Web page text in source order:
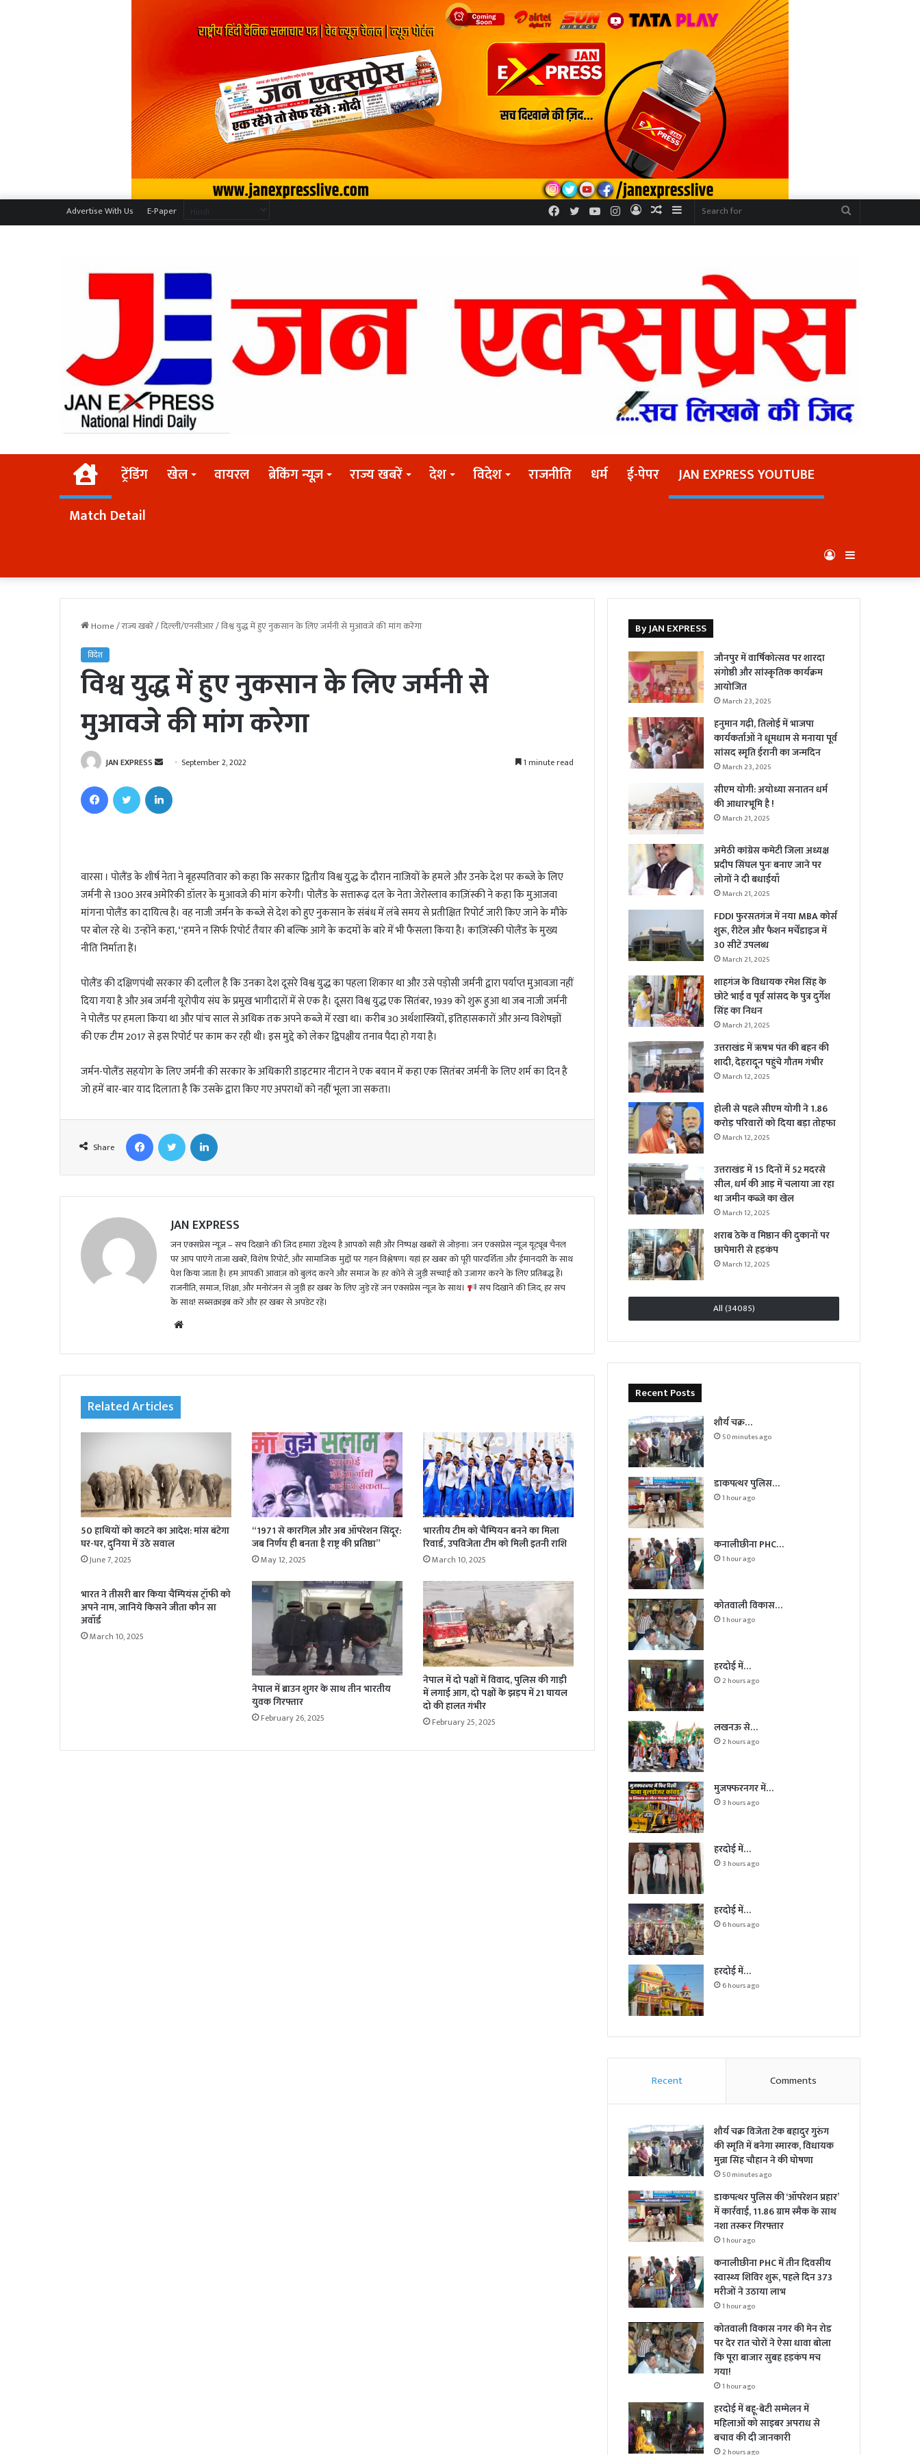
Advertise With Us E-Paper Sidebar
Random
Log
Instagram
YouTube
Twitter
Facebook
Homeट्रेंडिंग खेल वायरल ब्रेकिंग न्यूज़ राज्य खबरें देश विदेश राजनीति धर्म ई-पेपर
JAN EXPRESS YOUTUBE
Match Detail
Log
In
Home/राज्य खबरें/दिल्ली/एनसीआर/विश्व युद्ध में हुए नुकसान के लिए जर्मनी से मुआवजे की मांग करेगा
विदेश
विश्व युद्ध में हुए नुकसान के लिए जर्मनी से
मुआवजे की मांग करेगा
JAN EXPRESS
d
m
a
i
l
September 2, 2022 1 minute read
वारसा । पोलैंड के शीर्ष नेता ने बृहस्पतिवार को कहा कि सरकार द्वितीय विश्व युद्ध के दौरान नाजियों के हमले और उनके देश पर कब्जे के लिए
जर्मनी से 1300 अरब अमेरिकी डॉलर के मुआवजे की मांग करेगी। पोलैंड के सत्तारूढ़ दल के नेता जेरोस्लाव काज़िंस्की ने कहा कि मुआजवा
मांगना पोलैंड का दायित्व है। वह नाजी जर्मन के कब्जे से देश को हुए नुकसान के संबंध में लंबे समय से प्रतीक्षित रिपोर्ट जारी किए जाने के मौके
पर बोल रहे थे। उन्होंने कहा, ‘‘हमने न सिर्फ रिपोर्ट तैयार की बल्कि आगे के कदमों के बारे में भी फैसला किया है। काज़िंस्की पोलैंड के मुख्य
नीति निर्माता हैं।
पोलैंड की दक्षिणपंथी सरकार की दलील है कि उनका देश दूसरे विश्व युद्ध का पहला शिकार था और उसे पड़ोसी जर्मनी द्वारा पर्याप्त मुआवजा नहीं
दिया गया है और अब जर्मनी यूरोपीय संघ के प्रमुख भागीदारों में से एक है। दूसरा विश्व युद्ध एक सितंबर, 1939 को शुरू हुआ था जब नाजी जर्मनी
ने पोलैंड पर हमला किया था और पांच साल से अधिक तक अपने कब्जे में रखा था। करीब 30 अर्थशास्त्रियों, इतिहासकारों और अन्य विशेषज्ञों
की एक टीम 2017 से इस रिपोर्ट पर काम कर रही थी। इस मुद्दे को लेकर द्विपक्षीय तनाव पैदा हो गया है।
जर्मन-पोलैंड सहयोग के लिए जर्मनी की सरकार के अधिकारी डाइटमार नीटान ने एक बयान में कहा एक सितंबर जर्मनी के लिए शर्म का दिन है
जो हमें बार-बार याद दिलाता है कि उसके द्वारा किए गए अपराधों को नहीं भूला जा सकता।
Share
JAN EXPRESS
जन एक्सप्रेस न्यूज़ – सच दिखाने की ज़िद हमारा उद्देश्य है आपको सही और निष्पक्ष खबरों से जोड़ना। जन एक्सप्रेस न्यूज़ यूट्यूब चैनल
पर आप पाएंगे ताजा खबरें, विशेष रिपोर्ट, और सामाजिक मुद्दों पर गहन विश्लेषण। यहां हर खबर को पूरी पारदर्शिता और ईमानदारी के साथ
पेश किया जाता है। हम आपकी आवाज़ को बुलंद करने और समाज के हर कोने से जुड़ी सच्चाई को उजागर करने के लिए प्रतिबद्ध हैं।
राजनीति, समाज, शिक्षा, और मनोरंजन से जुड़ी हर खबर के लिए जुड़े रहें जन एक्सप्रेस न्यूज़ के साथ।
सच दिखाने की ज़िद, हर सच
के साथ! सब्सक्राइब करें और हर खबर से अपडेट रहें।
te
Related Articles
50 हाथियों को काटने का आदेश: मांस बंटेगा
घर-घर, दुनिया में उठे सवाल
June 7, 2025
“1971 से कारगिल और अब ऑपरेशन सिंदूर:
जब निर्णय ही बनता है राष्ट्र की प्रतिष्ठा”
May 12, 2025
भारतीय टीम को चैम्पियन बनने का मिला
रिवार्ड, उपविजेता टीम को मिली इतनी राशि
March 10, 2025
भारत ने तीसरी बार किया चैम्पियंस ट्रॉफी को
अपने नाम, जानिये किसने जीता कौन सा
अवॉर्ड
March 10, 2025
नेपाल में ब्राउन शुगर के साथ तीन भारतीय
युवक गिरफ्तार
February 26, 2025
नेपाल में दो पक्षों में विवाद, पुलिस की गाड़ी
में लगाई आग, दो पक्षों के झड़प में 21 घायल
दो की हालत गंभीर
February 25, 2025
By JAN EXPRESS
जौनपुर में वार्षिकोत्सव पर शारदा
संगोष्ठी और सांस्कृतिक कार्यक्रम
आयोजित
March 23, 2025
हनुमान गढ़ी, तिलोई में भाजपा
कार्यकर्ताओं ने धूमधाम से मनाया पूर्व
सांसद स्मृति ईरानी का जन्मदिन
March 23, 2025
सीएम योगी: अयोध्या सनातन धर्म
की आधारभूमि है !
March 21, 2025
अमेठी कांग्रेस कमेटी जिला अध्यक्ष
प्रदीप सिंघल पुनः बनाए जाने पर
लोगों ने दी बधाईयाँ
March 21, 2025
FDDI फुरसतगंज में नया MBA कोर्स
शुरू, रीटेल और फैशन मर्चेंडाइज में
30 सीटें उपलब्ध
March 21, 2025
शाहगंज के विधायक रमेश सिंह के
छोटे भाई व पूर्व सांसद के पुत्र दुर्गेश
सिंह का निधन
March 21, 2025
उत्तराखंड में ऋषभ पंत की बहन की
शादी, देहरादून पहुंचे गौतम गंभीर
March 12, 2025
होली से पहले सीएम योगी ने 1.86
करोड़ परिवारों को दिया बड़ा तोहफा
March 12, 2025
उत्तराखंड में 15 दिनों में 52 मदरसे
सील, धर्म की आड़ में चलाया जा रहा
था जमीन कब्जे का खेल
March 12, 2025
शराब ठेके व मिष्ठान की दुकानों पर
छापेमारी से हड़कंप
March 12, 2025
All (34085)
Recent Posts
शौर्य चक्र…
50 minutes ago
डाकपत्थर पुलिस…
1 hour ago
कनालीछीना PHC…
1 hour ago
कोतवाली विकास…
1 hour ago
हरदोई में…
2 hours ago
लखनऊ से…
2 hours ago
मुजफ्फरनगर में…
3 hours ago
हरदोई में…
3 hours ago
हरदोई में…
6 hours ago
हरदोई में…
6 hours ago
Recent Comments
शौर्य चक्र विजेता टेक बहादुर गुरुंग
की स्मृति में बनेगा स्मारक, विधायक
मुन्ना सिंह चौहान ने की घोषणा
50 minutes ago
डाकपत्थर पुलिस की ‘ऑपरेशन प्रहार’
में कार्रवाई, 11.86 ग्राम स्मैक के साथ
नशा तस्कर गिरफ्तार
1 hour ago
कनालीछीना PHC में तीन दिवसीय
स्वास्थ्य शिविर शुरू, पहले दिन 373
मरीजों ने उठाया लाभ
1 hour ago
कोतवाली विकास नगर की मेन रोड
पर देर रात चोरों ने ऐसा धावा बोला
कि पूरा बाजार सुबह हड़कंप मच
गया!
1 hour ago
हरदोई में बहू-बेटी सम्मेलन में
महिलाओं को साइबर अपराध से
बचाव की दी जानकारी
2 hours ago